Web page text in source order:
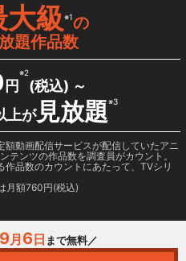
大級※1の
題作品数
円
※2
(税込) ～
上が見放題※3
動画配信サービスが配信していたアニ
テンツの作品数を調査員がカウント。
品数のカウントにあたって、TVシリ
月額760円(税込)
月 6日 まで無料／